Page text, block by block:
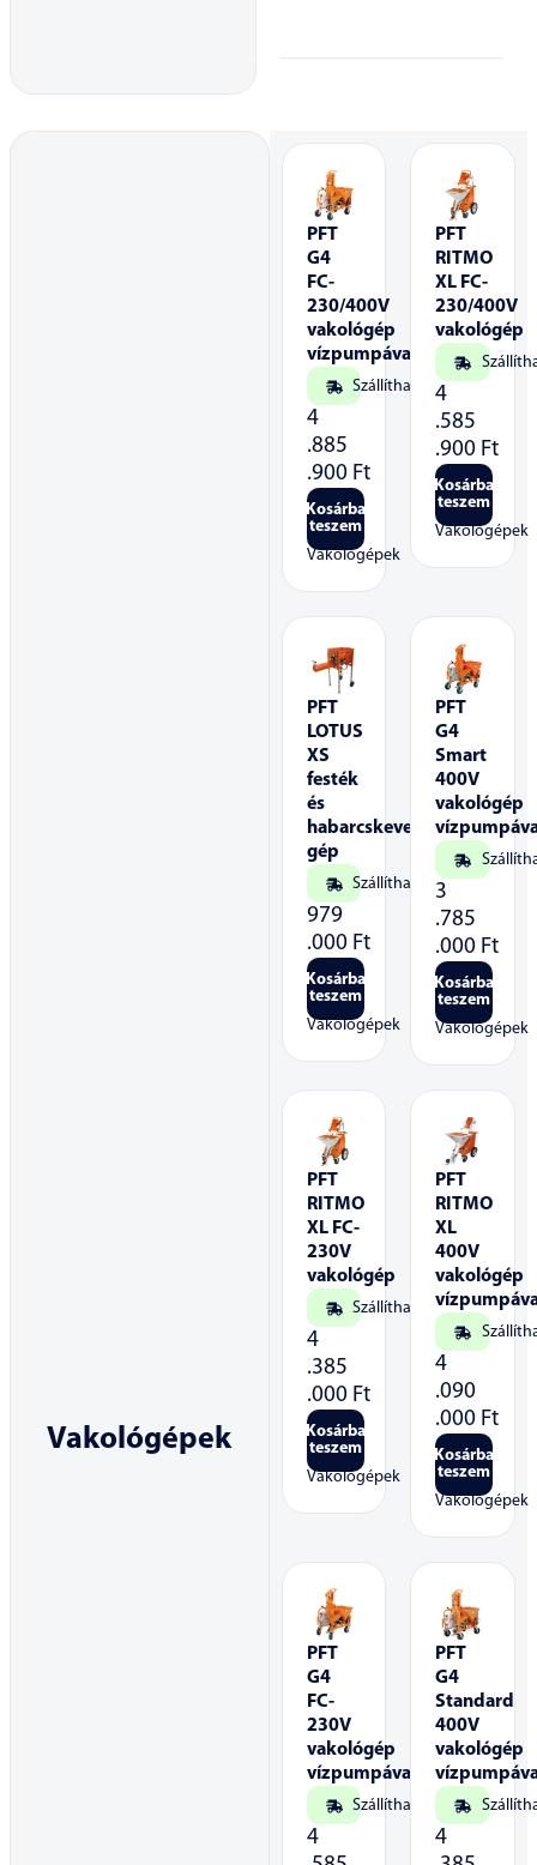
Vakológépek
PFT
G4
FC-
230/400V
vakológép
vízpumpával
Szállítható
4
.885
.900 Ft
Kosárba
teszem
Vakológépek
PFT
RITMO
XL FC-
230/400V
vakológép
4
.585
.900 Ft
Kosárba
teszem
Vakológépek
PFT
LOTUS
XS
festék
és
habarcskeverő
gép
Szállítható
979
.000 Ft
Kosárba
teszem
Vakológépek
PFT
G4
Smart
400V
vakológép
3
.785
.000 Ft
Kosárba
teszem
Vakológépek
PFT
RITMO
XL FC-
230V
vakológép
Szállítható
4
.385
.000 Ft
Kosárba
teszem
Vakológépek
PFT
RITMO
XL
400V
vakológép
4
.090
.000 Ft
Kosárba
teszem
Vakológépek
PFT
G4
FC-
230V
vakológép
vízpumpával
Szállítható
4
PFT
G4
Standard
400V
vakológép
4